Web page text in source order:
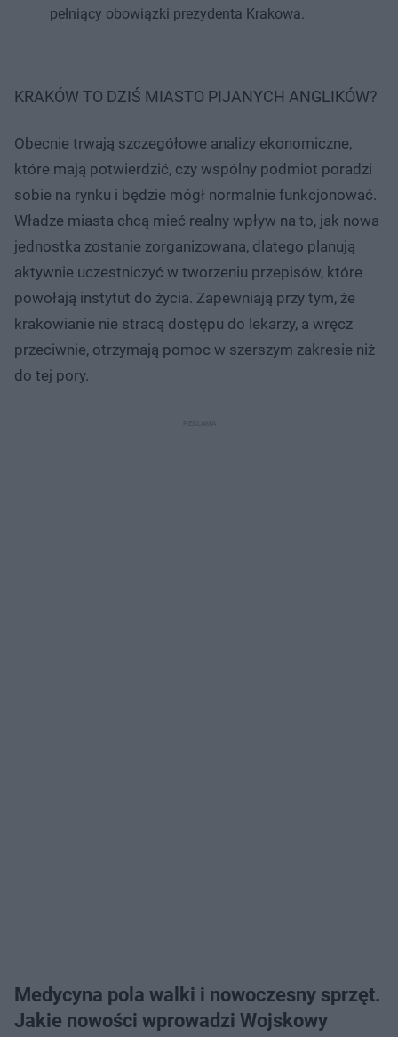
pełniący obowiązki prezydenta Krakowa.
KRAKÓW TO DZIŚ MIASTO PIJANYCH ANGLIKÓW?
Obecnie trwają szczegółowe analizy ekonomiczne,
które mają potwierdzić, czy wspólny podmiot poradzi
sobie na rynku i będzie mógł normalnie funkcjonować.
Władze miasta chcą mieć realny wpływ na to, jak nowa
jednostka zostanie zorganizowana, dlatego planują
aktywnie uczestniczyć w tworzeniu przepisów, które
powołają instytut do życia. Zapewniają przy tym, że
krakowianie nie stracą dostępu do lekarzy, a wręcz
przeciwnie, otrzymają pomoc w szerszym zakresie niż
do tej pory.
Medycyna pola walki i nowoczesny sprzęt.
Jakie nowości wprowadzi Wojskowy